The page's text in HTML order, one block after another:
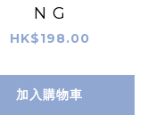
N G
HK$198.00
加入購物車